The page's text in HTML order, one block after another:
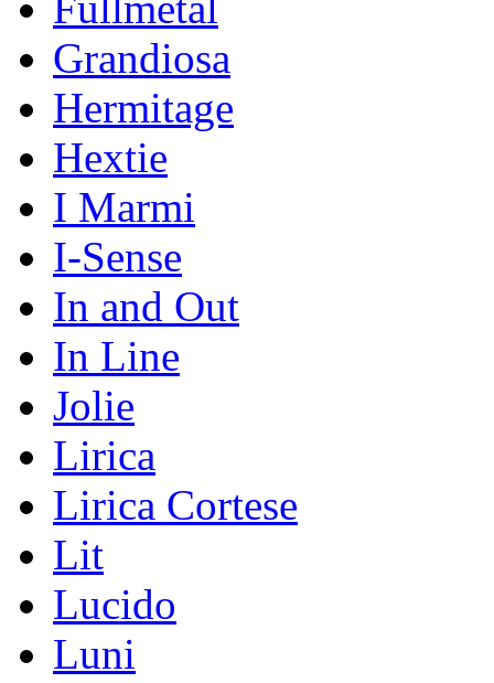
Grandiosa
Hermitage
Hextie
I Marmi
I-Sense
In and Out
In Line
Jolie
Lirica
Lirica Cortese
Lit
Lucido
Luni